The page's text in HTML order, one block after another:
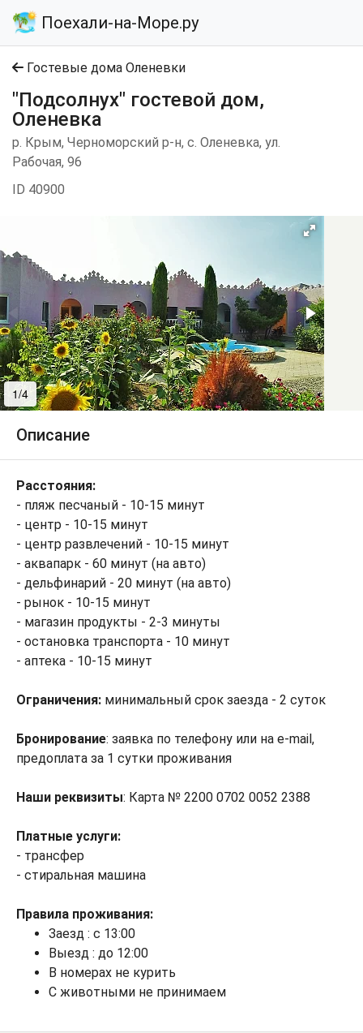
Поехали-на-Море.ру
Гостевые дома Оленевки
"Подсолнух" гостевой дом,
Оленевка
р. Крым, Черноморский р-н, с. Оленевка, ул.
Рабочая, 96
ID 40900
1/4
Описание
Расстояния:
- пляж песчаный - 10-15 минут
- центр - 10-15 минут
- центр развлечений - 10-15 минут
- аквапарк - 60 минут (на авто)
- дельфинарий - 20 минут (на авто)
- рынок - 10-15 минут
- магазин продукты - 2-3 минуты
- остановка транспорта - 10 минут
- аптека - 10-15 минут
Ограничения: минимальный срок заезда - 2 суток
Бронирование: заявка по телефону или на e-mail,
предоплата за 1 сутки проживания
Наши реквизиты: Карта № 2200 0702 0052 2388
Платные услуги:
- трансфер
- стиральная машина
Правила проживания:
Заезд : с 13:00
Выезд : до 12:00
В номерах не курить
С животными не принимаем